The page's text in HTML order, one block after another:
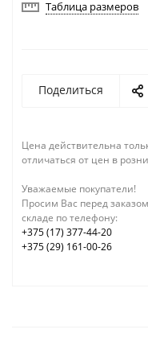
Таблица размеров
Поделиться
Цена действительна
отличаться от цен в
Уважаемые покупатели!
Просим Вас перед
складе по телефону:
+375 (17) 377-44-20
+375 (29) 161-00-26